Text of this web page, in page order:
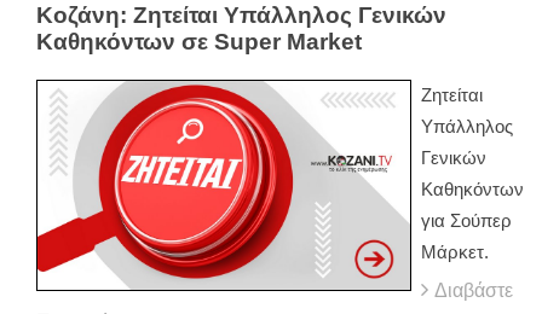
Κοζάνη: Ζητείται Υπάλληλος Γενικών
Καθηκόντων σε Super Market
Ζητείται
Υπάλληλος
Γενικών
Καθηκόντων
για Σούπερ
Μάρκετ.
Διαβάστε